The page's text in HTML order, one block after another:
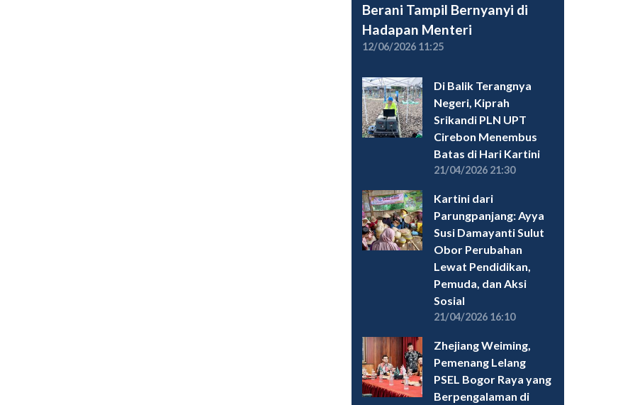
Berani Tampil Bernyanyi di
Hadapan Menteri
12/06/2026 11:25
Di Balik Terangnya
Negeri, Kiprah
Srikandi PLN UPT
Cirebon Menembus
Batas di Hari Kartini
21/04/2026 21:30
Kartini dari
Parungpanjang: Ayya
Susi Damayanti Sulut
Obor Perubahan
Lewat Pendidikan,
Pemuda, dan Aksi
Sosial
21/04/2026 16:10
Zhejiang Weiming,
Pemenang Lelang
PSEL Bogor Raya yang
Berpengalaman di